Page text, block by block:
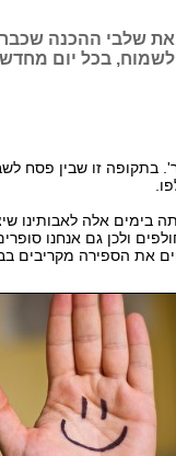
שלבי ההכנה שכבר
לשמוח, בכל יום
זו שבין פסח
בימים אלה לאבותינו
ולכן גם אנחנו
את הספירה מקריבים